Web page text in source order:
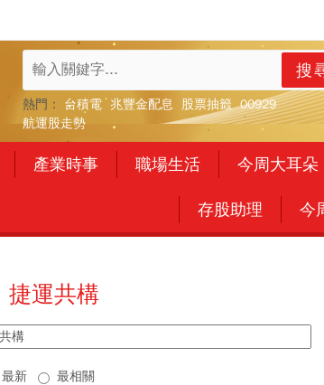
搜
熱門： 台積電 兆豐金配息 股票抽籤 00929
航運股走勢
產業時事 職場生活 今周大耳朵
存股助理 今
捷運共構
最新 最相關